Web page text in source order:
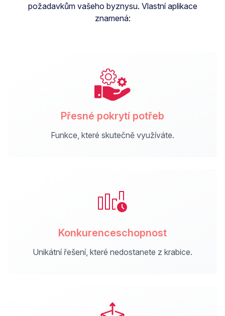
požadavkům vašeho byznysu. Vlastní aplikace
znamená:
Přesné pokrytí potřeb
Funkce, které skutečně využíváte.
Konkurenceschopnost
Unikátní řešení, které nedostanete z krabice.